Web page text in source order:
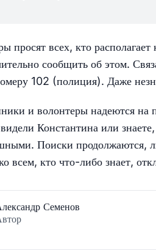
просят всех, кто
сообщить об этом.
102 (полиция). Даже
и волонтеры надеются на
Константина или
Поиски продолжаются,
всем, кто что-либо знает,
Семенов